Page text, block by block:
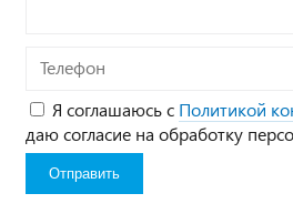
Телефон
Я соглашаюсь с Политикой
даю согласие на обработку